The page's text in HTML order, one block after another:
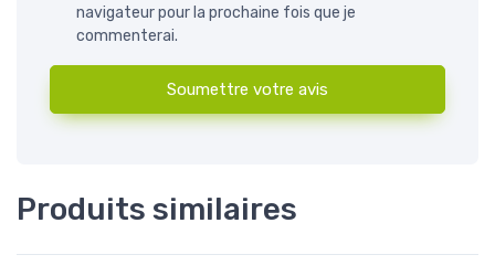
navigateur pour la prochaine fois que je
commenterai.
Soumettre votre avis
Produits similaires